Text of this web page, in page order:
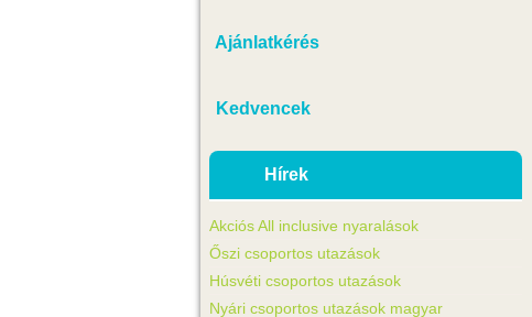
Ajánlatkérés
Kedvencek
Hírek
Akciós All inclusive nyaralások
Őszi csoportos utazások
Húsvéti csoportos utazások
Nyári csoportos utazások magyar